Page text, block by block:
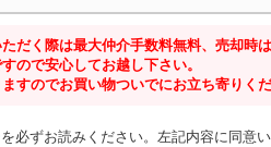
だく際は最大仲介手数料無料、売却時
ので安心してお越し下さい。
すのでお買い物ついでにお立ち寄りく
を必ずお読みください。左記内容に同意